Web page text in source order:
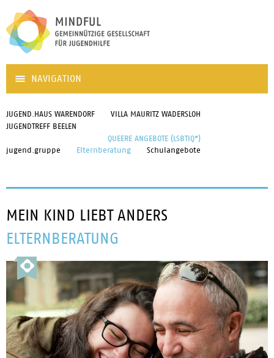
NAVIGATION
JUGEND.HAUS WARENDORF
VILLA MAURITZ WADERSLOH
JUGENDTREFF BEELEN
QUEERE ANGEBOTE (LSBTIQ*)
jugend.gruppe
Elternberatung Schulangebote
MEIN KIND LIEBT ANDERS
ELTERNBERATUNG